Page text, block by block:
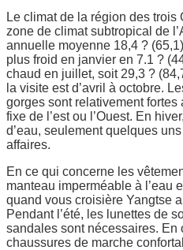
Le climat de la région des trois
zone de climat subtropical de
annuelle moyenne 18,4 ?
plus froid en janvier en 7.1 ?
chaud en juillet, soit 29,3 ?
la visite est d’avril à octobre.
gorges sont relativement
fixe de l’est ou l’Ouest. En
d’eau, seulement quelques
affaires.
En ce qui concerne les
manteau imperméable à l’eau
quand vous croisière Yangtse
Pendant l’été, les lunettes de
sandales sont nécessaires. En
chaussures de marche